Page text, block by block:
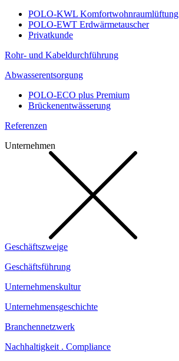
POLO-KWL Komfortwohnraumlüftung
POLO-EWT Erdwärmetauscher
Privatkunde
Rohr- und Kabeldurchführung
Abwasserentsorgung
POLO-ECO plus Premium
Brückenentwässerung
Referenzen
Unternehmen
Geschäftszweige
Geschäftsführung
Unternehmenskultur
Unternehmensgeschichte
Branchennetzwerk
Nachhaltigkeit . Compliance